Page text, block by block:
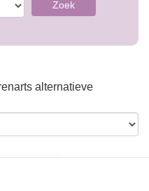
Zoek
alternatieve